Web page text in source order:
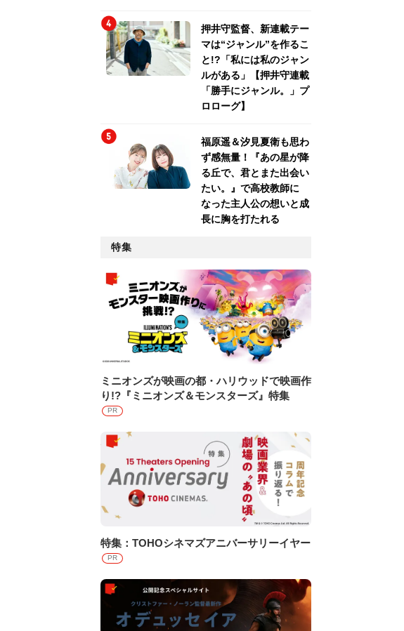
押井守監督、新連載テー
マは“ジャンル”を作るこ
と!?「私には私のジャン
ルがある」【押井守連載
「勝手にジャンル。」プ
ロローグ】
福原遥＆汐見夏衛も思わ
ず感無量！『あの星が降
る丘で、君とまた出会い
たい。』で高校教師に
なった主人公の想いと成
長に胸を打たれる
特集
ミニオンズが映画の都・ハリウッドで映画作
り!?『ミニオンズ＆モンスターズ』特集
PR
特集：TOHOシネマズアニバーサリーイヤー
PR